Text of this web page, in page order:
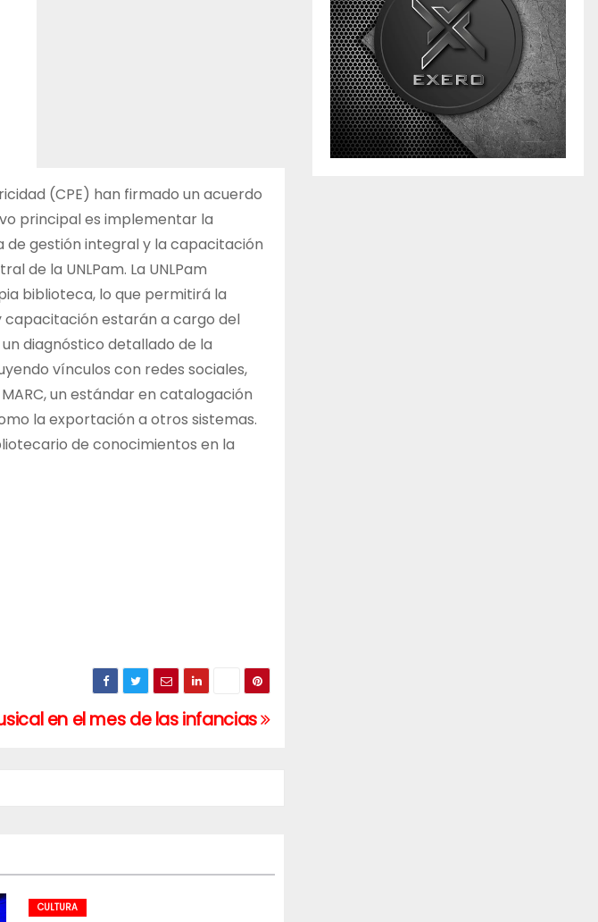
(CPE) han firmado un acuerdo
principal es implementar la
de gestión integral y la capacitación
de la UNLPam. La UNLPam
biblioteca, lo que permitirá la
capacitación estarán a cargo del
diagnóstico detallado de la
vínculos con redes sociales,
un estándar en catalogación
la exportación a otros sistemas.
de conocimientos en la
en el mes de las infancias
CULTURA